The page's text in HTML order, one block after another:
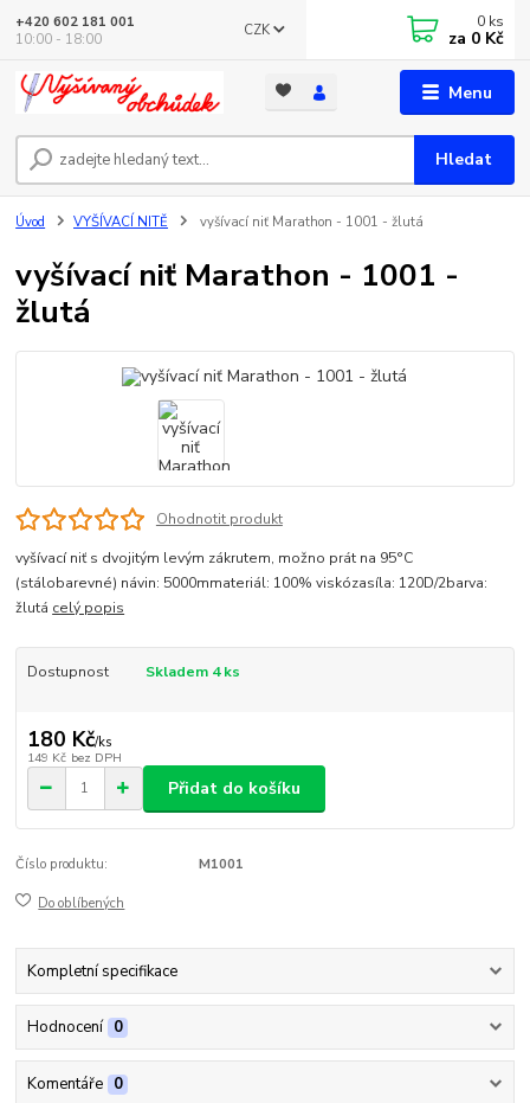
Menu
CZK
Hledat
+420 602 181 001
10:00 - 18:00
0 ks
za 0 Kč
Úvod VYŠÍVACÍ NITĚ vyšívací niť Marathon - 1001 - žlutá
vyšívací niť Marathon - 1001 -
žlutá
Ohodnotit produkt
vyšívací niť s dvojitým levým zákrutem, možno prát na 95°C
(stálobarevné) návin: 5000mmateriál: 100% viskózasíla: 120D/2barva:
žlutá celý popis
Dostupnost Skladem 4 ks
180 Kč/ks
149 Kč bez DPH
Přidat do košíku
Číslo produktu: M1001
Do oblíbených
Kompletní specifikace
Hodnocení 0
Komentáře 0